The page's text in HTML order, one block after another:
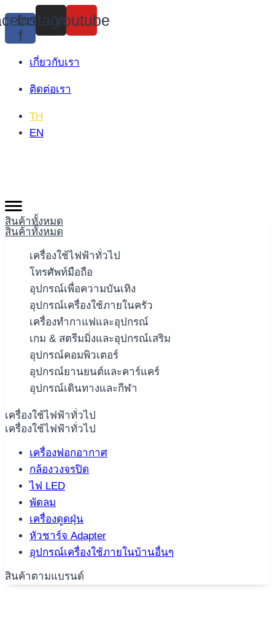
Skip
to
content
f
Instagram
Youtube
เกี่ยวกับเรา
ติดต่อเรา
TH
EN
สินค้าทั้งหมด
สินค้าทั้งหมด
เครื่องใช้ไฟฟ้าทั่วไป
โทรศัพท์มือถือ
อุปกรณ์เพื่อความบันเทิง
อุปกรณ์เครื่องใช้ภายในครัว
เครื่องทำกาแฟและอุปกรณ์
เกม & สตรีมมิ่งและอุปกรณ์เสริม
อุปกรณ์คอมพิวเตอร์
อุปกรณ์ยานยนต์และคาร์แคร์
อุปกรณ์เดินทางและกีฬา
เครื่องใช้ไฟฟ้าทั่วไป
เครื่องใช้ไฟฟ้าทั่วไป
เครื่องฟอกอากาศ
กล้องวงจรปิด
ไฟ LED
พัดลม
เครื่องดูดฝุ่น
หัวชาร์จ Adapter
อุปกรณ์เครื่องใช้ภายในบ้านอื่นๆ
สินค้าตามแบรนด์